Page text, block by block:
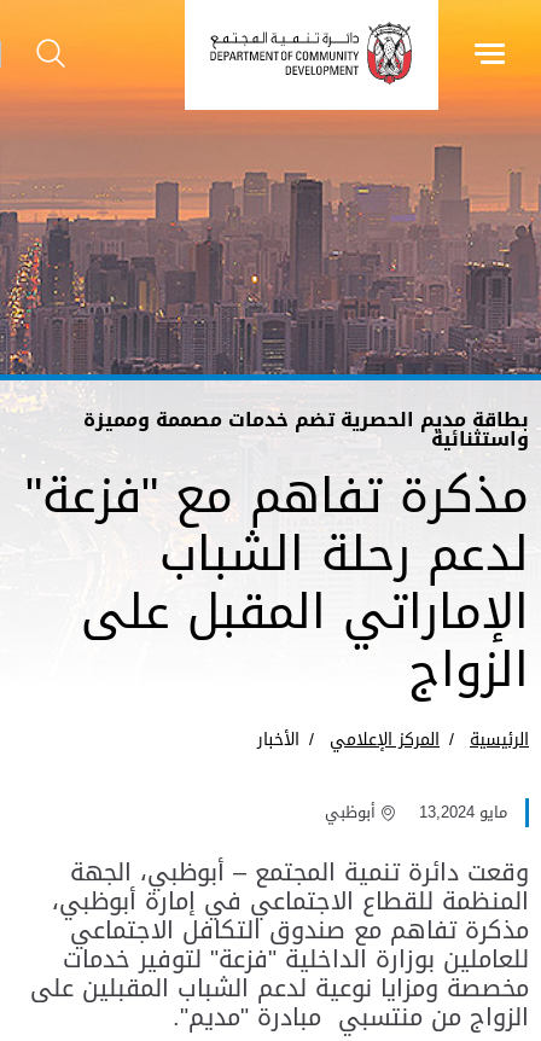
بطاقة مديم الحصرية تضم خدمات مصممة ومميزة
واستثنائية
مذكرة تفاهم مع "فزعة"
لدعم رحلة الشباب
الإماراتي المقبل على
الزواج
الرئيسية المركز الإعلامي الأخبار
مايو 13,2024 أبوظبي
وقعت دائرة تنمية المجتمع – أبوظبي، الجهة
المنظمة للقطاع الاجتماعي في إمارة أبوظبي،
مذكرة تفاهم مع صندوق التكافل الاجتماعي
للعاملين بوزارة الداخلية "فزعة" لتوفير خدمات
مخصصة ومزايا نوعية لدعم الشباب المقبلين على
الزواج من منتسبي ​ مبادرة "مديم".